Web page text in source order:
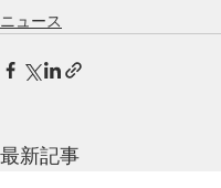
ニュース
最新記事